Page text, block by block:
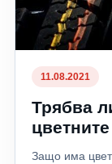
11.08.2021
Трябва
Защо има